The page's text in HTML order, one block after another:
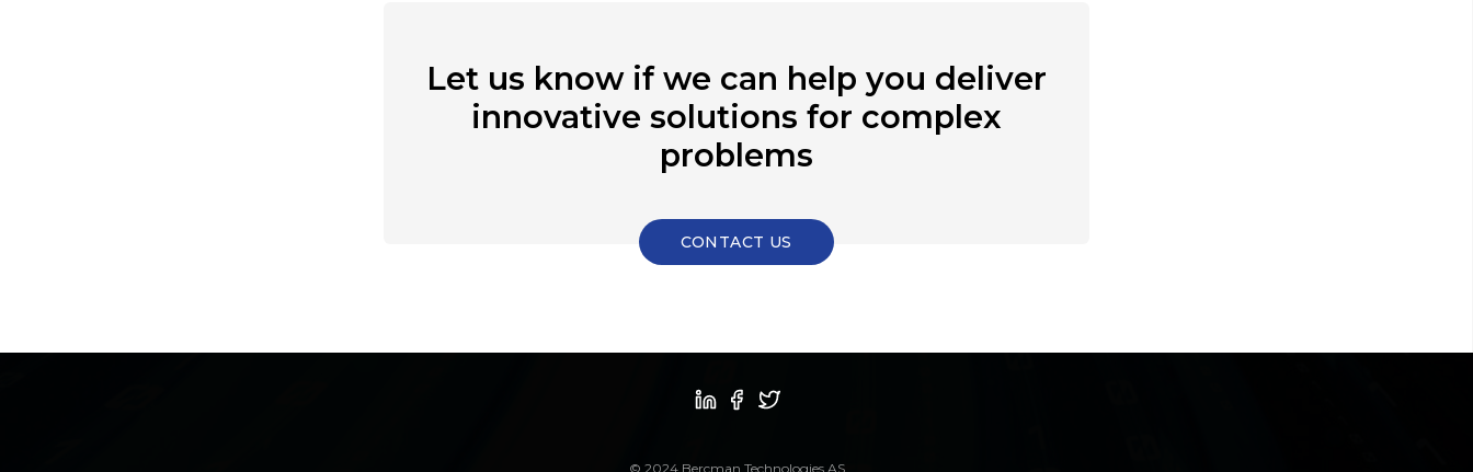
Let us know if we can help you deliver
innovative solutions for complex
problems
CONTACT US
© 2024 Bercman Technologies AS